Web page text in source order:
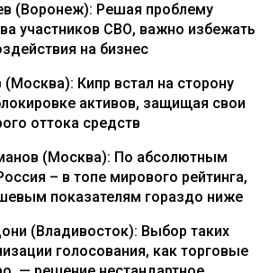
(Воронеж): Решая проблему
участников СВО, важно избежать
на бизнес
Кипр встал на сторону
активов, защищая свои
оттока средств
(Москва): По абсолютным
– в топе мирового рейтинга,
показателям гораздо ниже
(Владивосток): Выбор таких
голосования, как торговые